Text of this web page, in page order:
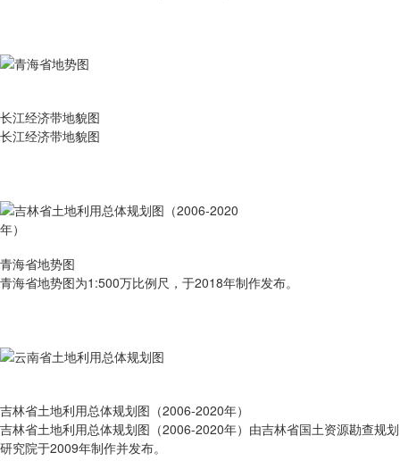
长江经济带地貌图
长江经济带地貌图
青海省地势图
青海省地势图为1:500万比例尺，于2018年制作发布。
吉林省土地利用总体规划图（2006-2020年）
吉林省土地利用总体规划图（2006-2020年）由吉林省国土资源勘查规划
研究院于2009年制作并发布。